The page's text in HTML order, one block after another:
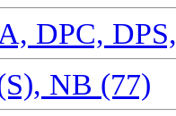
DPC,
NB (77)